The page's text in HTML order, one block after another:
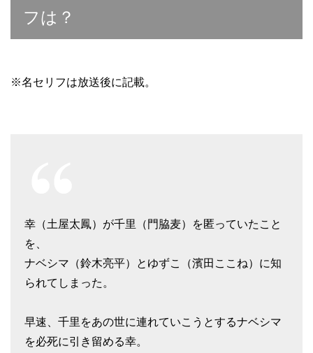
フは？
※名セリフは放送後に記載。
幸（土屋太鳳）が千里（門脇麦）を匿っていたこと
を、
ナベシマ（鈴木亮平）とゆずこ（濱田ここね）に知
られてしまった。
早速、千里をあの世に連れていこうとするナベシマ
を必死に引き留める幸。